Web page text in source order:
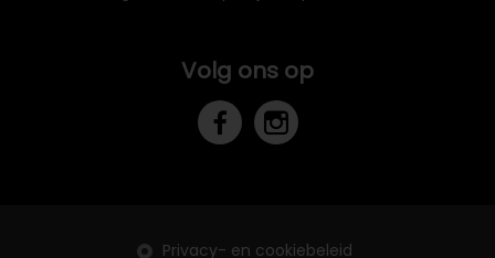
Volg ons op
Privacy- en cookiebeleid